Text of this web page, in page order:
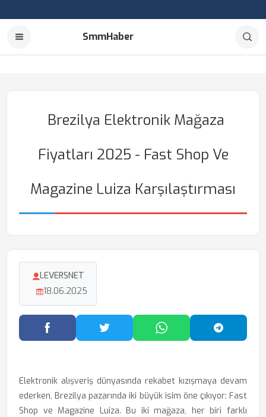
SmmHaber
Brezilya Elektronik Mağaza
Fiyatları 2025 - Fast Shop Ve
Magazine Luiza Karşılaştırması
LEVERSNET
18.06.2025
Facebook'ta PaylaşTwitter'da PaylaşWhatsApp'ta Paylaş
Elektronik alışveriş dünyasında rekabet kızışmaya devam
ederken, Brezilya pazarında iki büyük isim öne çıkıyor: Fast
Shop ve Magazine Luiza. Bu iki mağaza, her biri farklı